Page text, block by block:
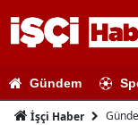
Gündem
İşçi Haber